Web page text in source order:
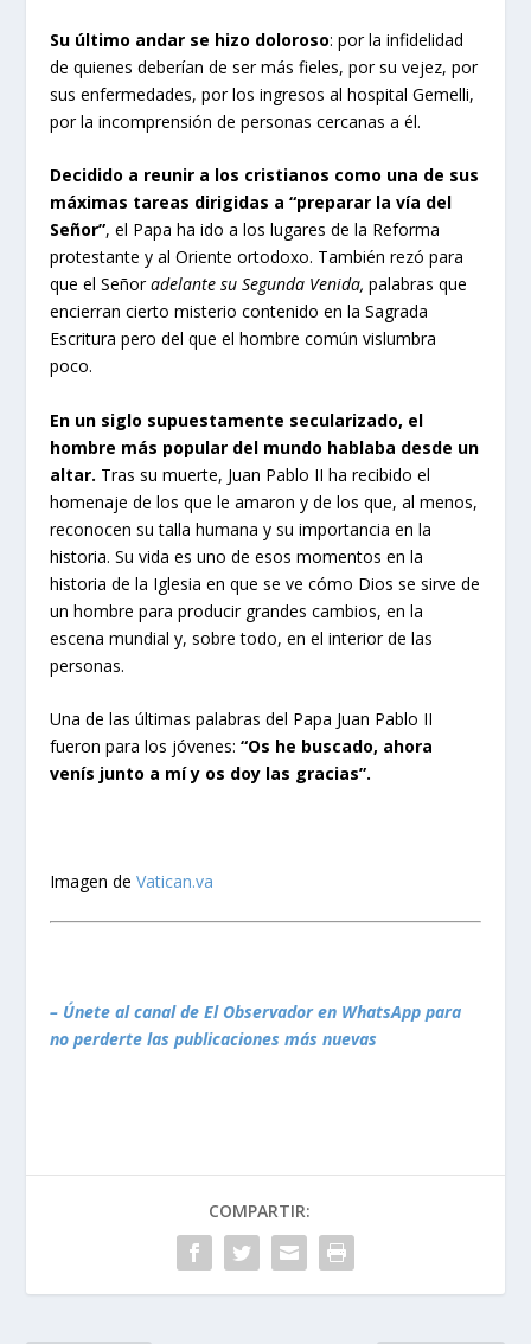
Su último andar se hizo doloroso: por la infidelidad
de quienes deberían de ser más fieles, por su vejez, por
sus enfermedades, por los ingresos al hospital Gemelli,
por la incomprensión de personas cercanas a él.
Decidido a reunir a los cristianos como una de sus
máximas tareas dirigidas a “preparar la vía del
Señor”, el Papa ha ido a los lugares de la Reforma
protestante y al Oriente ortodoxo. También rezó para
que el Señoradelante su Segunda Venida, palabras que
encierran cierto misterio contenido en la Sagrada
Escritura pero del que el hombre común vislumbra
poco.
En un siglo supuestamente secularizado, el
hombre más popular del mundo hablaba desde un
altar. Tras su muerte, Juan Pablo II ha recibido el
homenaje de los que le amaron y de los que, al menos,
reconocen su talla humana y su importancia en la
historia. Su vida es uno de esos momentos en la
historia de la Iglesia en que se ve cómo Dios se sirve de
un hombre para producir grandes cambios, en la
escena mundial y, sobre todo, en el interior de las
personas.
Una de las últimas palabras del Papa Juan Pablo II
fueron para los jóvenes:“Os he buscado, ahora
venís junto a mí y os doy las gracias”.
Imagen deVatican.va
– Únete al canal de El Observador en WhatsApp para
no perderte las publicaciones más nuevas
COMPARTIR: